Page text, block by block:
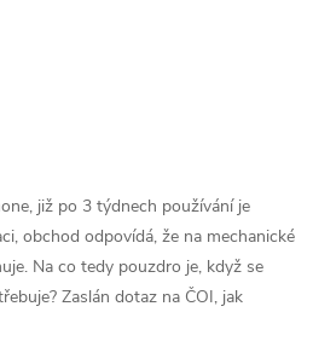
již po 3 týdnech používání je
obchod odpovídá, že na mechanické
Na co tedy pouzdro je, když se
Zaslán dotaz na ČOI, jak